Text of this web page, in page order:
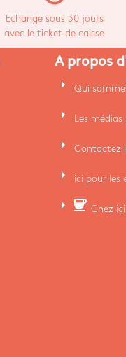
Echange sous 30 jours
avec le ticket de caisse
A propos
arrow_right Qui
arrow_right Les
arrow_right Contactez
arrow_right ici pour les
arrow_right coffee Chez